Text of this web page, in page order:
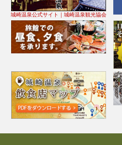
城崎温泉公式サイト｜城崎温泉観光協会